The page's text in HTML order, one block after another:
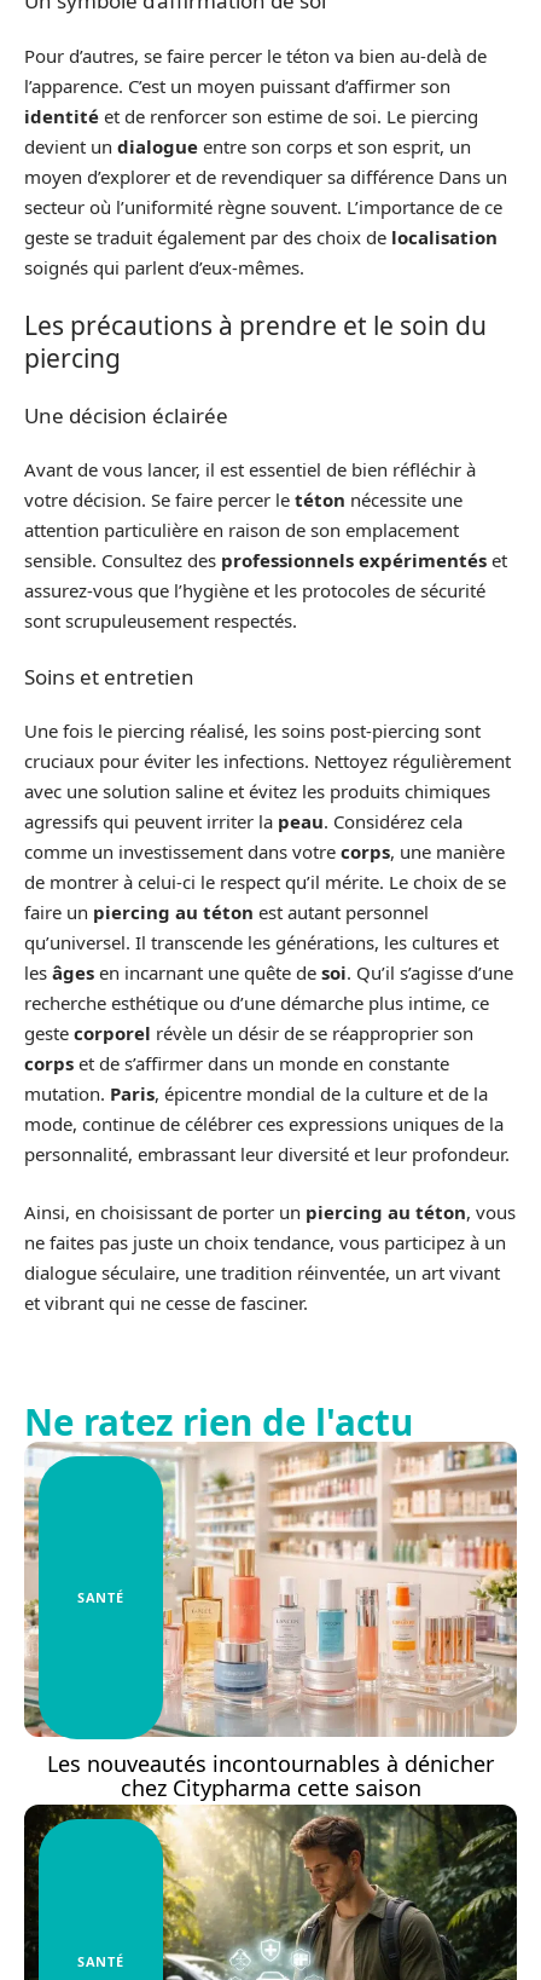
Pour d’autres, se faire percer le téton va bien au-delà de
l’apparence. C’est un moyen puissant d’affirmer son
identité et de renforcer son estime de soi. Le piercing
devient un dialogue entre son corps et son esprit, un
moyen d’explorer et de revendiquer sa différence Dans un
secteur où l’uniformité règne souvent. L’importance de ce
geste se traduit également par des choix de localisation
soignés qui parlent d’eux-mêmes.
Les précautions à prendre et le soin du
piercing
Une décision éclairée
Avant de vous lancer, il est essentiel de bien réfléchir à
votre décision. Se faire percer le téton nécessite une
attention particulière en raison de son emplacement
sensible. Consultez des professionnels expérimentés et
assurez-vous que l’hygiène et les protocoles de sécurité
sont scrupuleusement respectés.
Soins et entretien
Une fois le piercing réalisé, les soins post-piercing sont
cruciaux pour éviter les infections. Nettoyez régulièrement
avec une solution saline et évitez les produits chimiques
agressifs qui peuvent irriter la peau. Considérez cela
comme un investissement dans votre corps, une manière
de montrer à celui-ci le respect qu’il mérite. Le choix de se
faire un piercing au téton est autant personnel
qu’universel. Il transcende les générations, les cultures et
les âges en incarnant une quête de soi. Qu’il s’agisse d’une
recherche esthétique ou d’une démarche plus intime, ce
geste corporel révèle un désir de se réapproprier son
corps et de s’affirmer dans un monde en constante
mutation. Paris, épicentre mondial de la culture et de la
mode, continue de célébrer ces expressions uniques de la
personnalité, embrassant leur diversité et leur profondeur.
Ainsi, en choisissant de porter un piercing au téton, vous
ne faites pas juste un choix tendance, vous participez à un
dialogue séculaire, une tradition réinventée, un art vivant
et vibrant qui ne cesse de fasciner.
Ne ratez rien de l'actu
SANTÉ
Les nouveautés incontournables à dénicher
chez Citypharma cette saison
SANTÉ